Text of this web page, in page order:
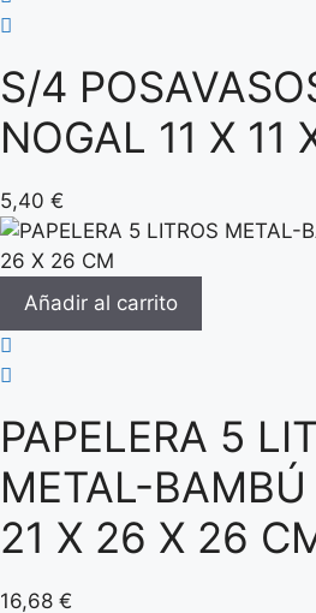
S/4
NOGAL 11 X 11
5,40 €
Añadir al carrito
PAPELERA 5
METAL-
21 X 26 X 26
16,68 €